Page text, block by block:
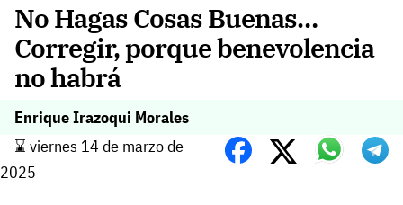
No Hagas Cosas Buenas…
Corregir, porque benevolencia
no habrá
Enrique Irazoqui Morales
⌛️ viernes 14 de marzo de
2025